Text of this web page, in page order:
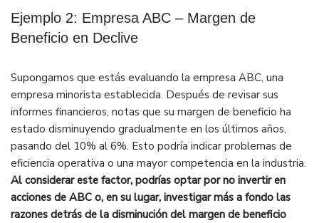
Ejemplo 2: Empresa ABC – Margen de
Beneficio en Declive
Supongamos que estás evaluando la empresa ABC, una
empresa minorista establecida. Después de revisar sus
informes financieros, notas que su margen de beneficio ha
estado disminuyendo gradualmente en los últimos años,
pasando del 10% al 6%. Esto podría indicar problemas de
eficiencia operativa o una mayor competencia en la industria.
Al considerar este factor, podrías optar por no invertir en
acciones de ABC o, en su lugar, investigar más a fondo las
razones detrás de la disminución del margen de beneficio